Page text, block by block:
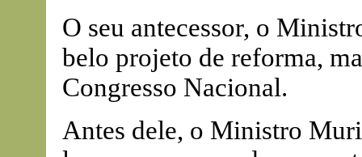
O seu antecessor, o
belo projeto de reforma,
Congresso Nacional.
Antes dele, o Ministro